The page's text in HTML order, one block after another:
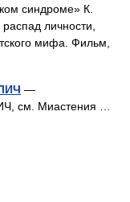
синдроме» К.
личности,
мифа. Фильм,
—
см. Миастения …